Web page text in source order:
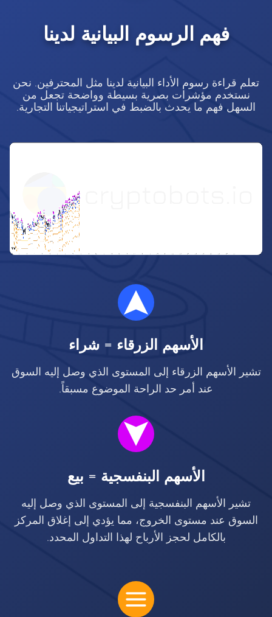
فهم الرسوم البيانية لدينا
تعلم قراءة رسوم الأداء البيانية لدينا مثل المحترفين. نحن
نستخدم مؤشرات بصرية بسيطة وواضحة تجعل من
السهل فهم ما يحدث بالضبط في استراتيجياتنا التجارية.
الأسهم الزرقاء = شراء
تشير الأسهم الزرقاء إلى المستوى الذي وصل إليه السوق
عند أمر حد الراحة الموضوع مسبقاً.
الأسهم البنفسجية = بيع
تشير الأسهم البنفسجية إلى المستوى الذي وصل إليه
السوق عند مستوى الخروج، مما يؤدي إلى إغلاق المركز
بالكامل لحجز الأرباح لهذا التداول المحدد.